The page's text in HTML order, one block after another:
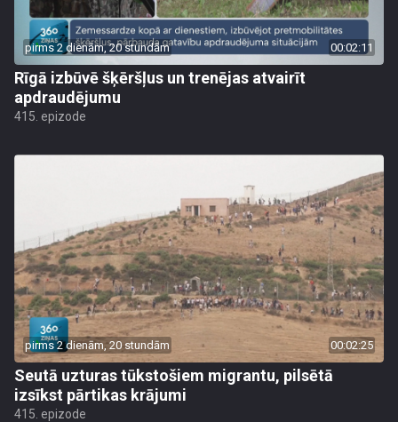
pirms 2 dienām, 20 stundām 00:02:11
Rīgā izbūvē šķēršļus un trenējas atvairīt
apdraudējumu
415. epizode
pirms 2 dienām, 20 stundām 00:02:25
Seutā uzturas tūkstošiem migrantu, pilsētā
izsīkst pārtikas krājumi
415. epizode